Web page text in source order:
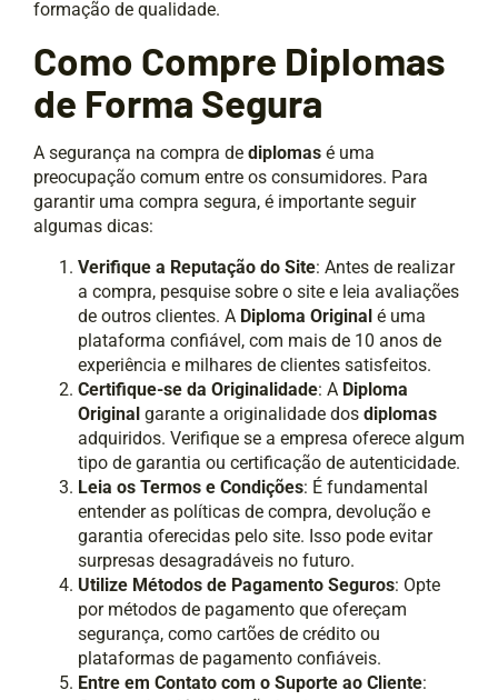
formação de qualidade.
Como Compre Diplomas
de Forma Segura
A segurança na compra de diplomas é uma
preocupação comum entre os consumidores. Para
garantir uma compra segura, é importante seguir
algumas dicas:
Verifique a Reputação do Site: Antes de realizar
a compra, pesquise sobre o site e leia avaliações
de outros clientes. A Diploma Original é uma
plataforma confiável, com mais de 10 anos de
experiência e milhares de clientes satisfeitos.
Certifique-se da Originalidade: A Diploma
Original garante a originalidade dos diplomas
adquiridos. Verifique se a empresa oferece algum
tipo de garantia ou certificação de autenticidade.
Leia os Termos e Condições: É fundamental
entender as políticas de compra, devolução e
garantia oferecidas pelo site. Isso pode evitar
surpresas desagradáveis no futuro.
Utilize Métodos de Pagamento Seguros: Opte
por métodos de pagamento que ofereçam
segurança, como cartões de crédito ou
plataformas de pagamento confiáveis.
Entre em Contato com o Suporte ao Cliente: